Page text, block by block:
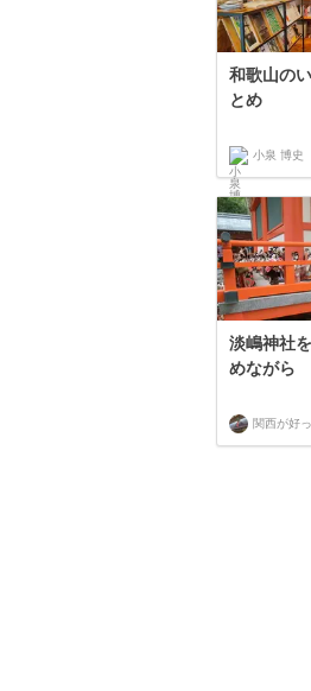
和歌山の
とめ
小泉 博史
淡嶋神社
めながら